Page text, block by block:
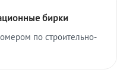
бирки
по строительно-